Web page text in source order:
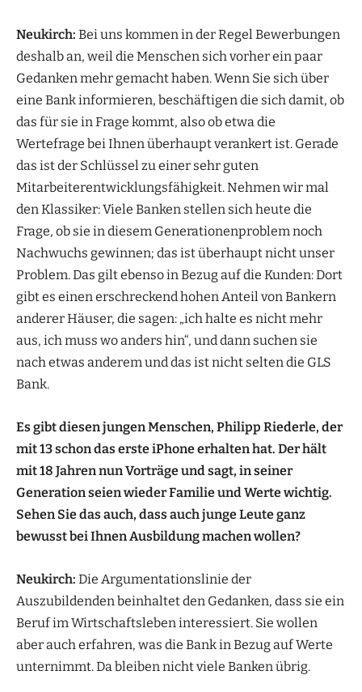
Neukirch: Bei uns kommen in der Regel Bewerbungen
deshalb an, weil die Menschen sich vorher ein paar
Gedanken mehr gemacht haben. Wenn Sie sich über
eine Bank informieren, beschäftigen die sich damit, ob
das für sie in Frage kommt, also ob etwa die
Wertefrage bei Ihnen überhaupt verankert ist. Gerade
das ist der Schlüssel zu einer sehr guten
Mitarbeiterentwicklungsfähigkeit. Nehmen wir mal
den Klassiker: Viele Banken stellen sich heute die
Frage, ob sie in diesem Generationenproblem noch
Nachwuchs gewinnen; das ist überhaupt nicht unser
Problem. Das gilt ebenso in Bezug auf die Kunden: Dort
gibt es einen erschreckend hohen Anteil von Bankern
anderer Häuser, die sagen: „ich halte es nicht mehr
aus, ich muss wo anders hin“, und dann suchen sie
nach etwas anderem und das ist nicht selten die GLS
Bank.
Es gibt diesen jungen Menschen, Philipp Riederle, der
mit 13 schon das erste iPhone erhalten hat. Der hält
mit 18 Jahren nun Vorträge und sagt, in seiner
Generation seien wieder Familie und Werte wichtig.
Sehen Sie das auch, dass auch junge Leute ganz
bewusst bei Ihnen Ausbildung machen wollen?
Neukirch: Die Argumentationslinie der
Auszubildenden beinhaltet den Gedanken, dass sie ein
Beruf im Wirtschaftsleben interessiert. Sie wollen
aber auch erfahren, was die Bank in Bezug auf Werte
unternimmt. Da bleiben nicht viele Banken übrig.